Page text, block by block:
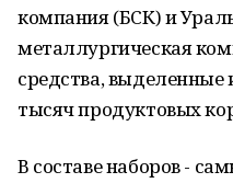
компания (БСК) и
металлургическая
средства,
тысяч продуктовых
В составе наборов -